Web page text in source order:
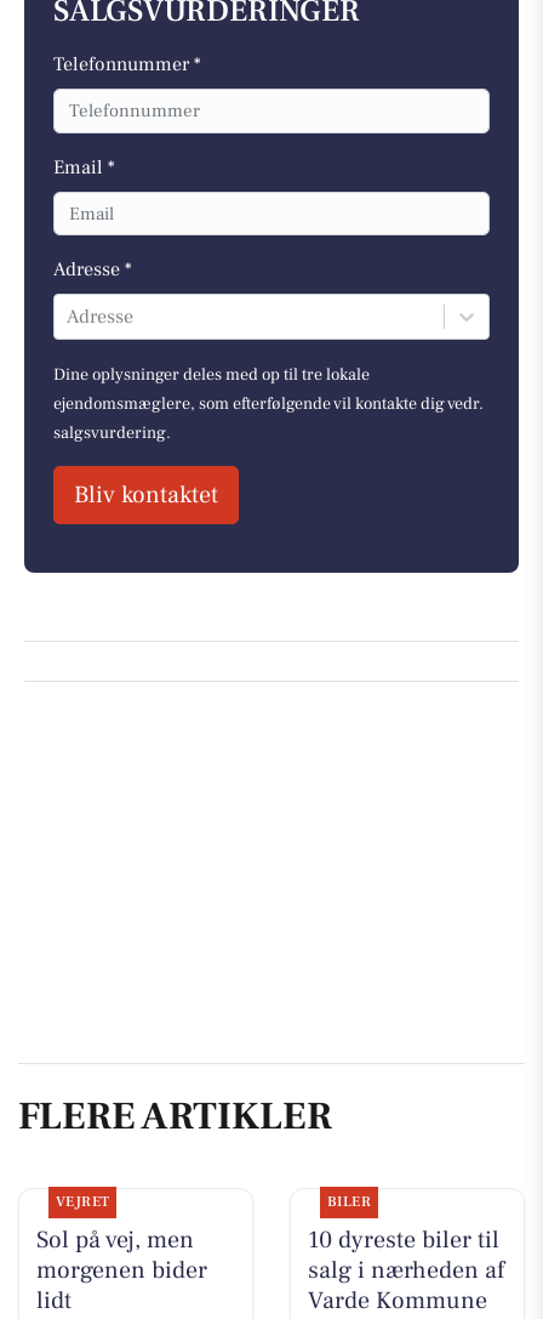
SALGSVURDERINGER
Telefonnummer *
Email *
Adresse *
Adresse
Dine oplysninger deles med op til tre lokale
ejendomsmæglere, som efterfølgende vil kontakte dig vedr.
salgsvurdering.
Bliv kontaktet
FLERE ARTIKLER
VEJRET
Sol på vej, men
morgenen bider
lidt
BILER
10 dyreste biler til
salg i nærheden af
Varde Kommune